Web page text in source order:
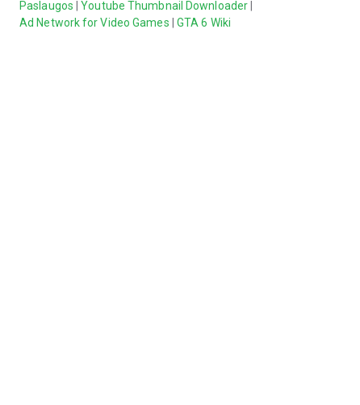
Paslaugos |Youtube Thumbnail Downloader
Ad Network for Video Games
GTA 6 Wiki